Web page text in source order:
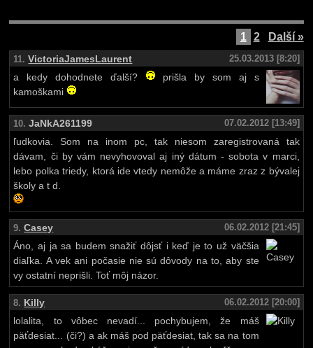
1 2 Další »
11. VictoriaJamesLaurent
25.03.2013 [8:20]
a kedy dohodnete ďalší?
prišla by som aj s
kamoškami
10. JaNkA261199
07.02.2012 [13:49]
ľudkovia. Som na inom pc, tak niesom zaregistrovaná tak
dávam, či by vám nevyhovoval aj iný dátum - sobota v marci,
lebo polka triedy, ktorá ide vtedy nemôže a máme zraz z bývalej
školy a t d.
9. Casey
06.02.2012 [21:45]
Áno, aj ja sa budem snažiť dôjsť i keď je to už väčšia
diaľka. A vek ani počasie nie sú dôvody na to, aby ste
vy ostatní neprišli. Toť môj názor.
8. Killy
06.02.2012 [20:00]
lolalita, to vôbec nevadí... pochybujem, že máš
päťdesiat... (či?) a ak máš pod päťdesiat, tak sa na tom